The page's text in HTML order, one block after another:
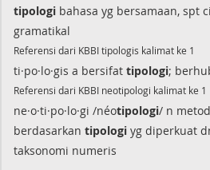
tipologi bahasa yg bersamaan, spt
gramatikal
Referensi dari KBBI tipologis kalimat ke 1
ti·po·lo·gis a bersifat tipologi;
Referensi dari KBBI neotipologi kalimat ke 1
ne·o·ti·po·lo·gi /néotipologi/ n
berdasarkan tipologi yg diperkuat
taksonomi numeris